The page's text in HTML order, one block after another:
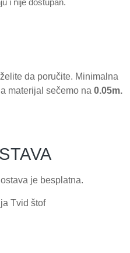
i nije dostupan.
da poručite. Minimalna
a materijal sečemo na 0.05m.
je besplatna.
Tvid štof